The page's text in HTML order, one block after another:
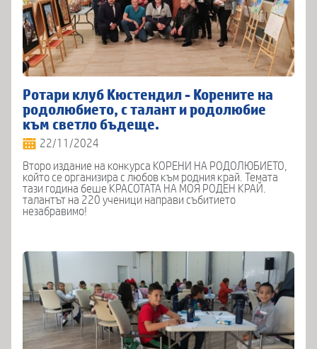
Ротари клуб Кюстендил - Корените на
родолюбието, с талант и родолюбие
към светло бъдеще.
22/11/2024
Второ издание на конкурса КОРЕНИ НА РОДОЛЮБИЕТО,
който се организира с любов към родния край. Темата
тази година беше КРАСОТАТА НА МОЯ РОДЕН КРАЙ.
талантът на 220 ученици направи събитието
незабравимо!